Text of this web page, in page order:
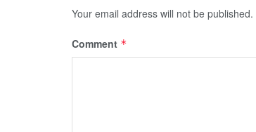
Your email address will not be published.
Comment *